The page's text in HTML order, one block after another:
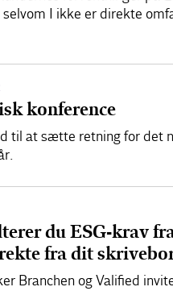
selvom I ikke er direkte
konference
til at sætte retning for det
du ESG-krav
fra dit
Branchen og Valified